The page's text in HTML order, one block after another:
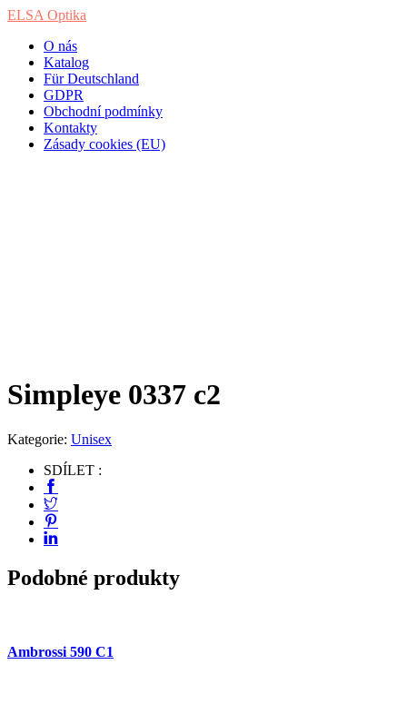
ELSA Optika
O nás
Katalog
Für Deutschland
GDPR
Obchodní podmínky
Kontakty
Zásady cookies (EU)
Simpleye 0337 c2
Kategorie: Unisex
SDÍLET :
Podobné produkty
Ambrossi 590 C1